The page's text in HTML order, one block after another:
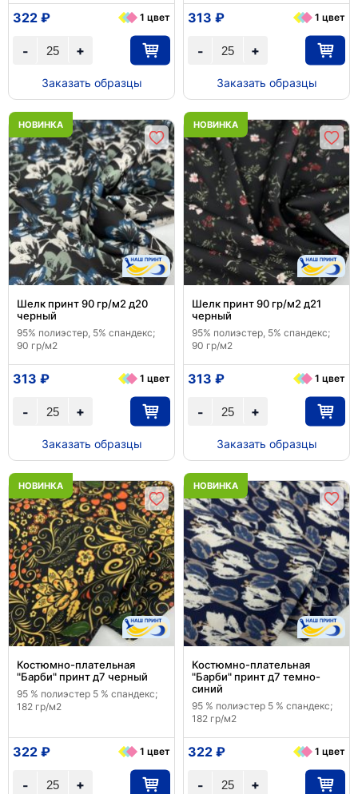
+
-
322 ₽ 1 цвет
Заказать образцы
+
-
313 ₽ 1 цвет
Заказать образцы
НОВИНКА
Шелк принт 90 гр/м2 д20
черный
95% полиэстер, 5% спандекс;
90 гр/м2
+
-
313 ₽ 1 цвет
Заказать образцы
НОВИНКА
Шелк принт 90 гр/м2 д21
черный
95% полиэстер, 5% спандекс;
90 гр/м2
+
-
313 ₽ 1 цвет
Заказать образцы
НОВИНКА
Костюмно-плательная
"Барби" принт д7 черный
95 % полиэстер 5 % спандекс;
182 гр/м2
+
-
322 ₽ 1 цвет
НОВИНКА
Костюмно-плательная
"Барби" принт д7 темно-
синий
95 % полиэстер 5 % спандекс;
182 гр/м2
+
-
322 ₽ 1 цвет